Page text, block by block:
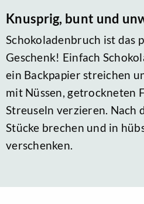
Knusprig, bunt und
Schokoladenbruch ist das
Geschenk! Einfach
ein Backpapier streichen
mit Nüssen, getrockneten
Streuseln verzieren. Nach
Stücke brechen und in
verschenken.